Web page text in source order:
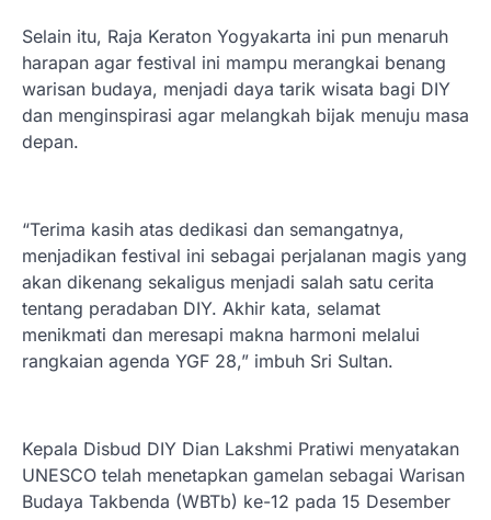
Selain itu, Raja Keraton Yogyakarta ini pun menaruh
harapan agar festival ini mampu merangkai benang
warisan budaya, menjadi daya tarik wisata bagi DIY
dan menginspirasi agar melangkah bijak menuju masa
depan.
“Terima kasih atas dedikasi dan semangatnya,
menjadikan festival ini sebagai perjalanan magis yang
akan dikenang sekaligus menjadi salah satu cerita
tentang peradaban DIY. Akhir kata, selamat
menikmati dan meresapi makna harmoni melalui
rangkaian agenda YGF 28,” imbuh Sri Sultan.
Kepala Disbud DIY Dian Lakshmi Pratiwi menyatakan
UNESCO telah menetapkan gamelan sebagai Warisan
Budaya Takbenda (WBTb) ke-12 pada 15 Desember